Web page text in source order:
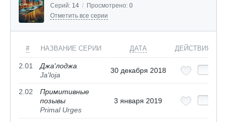
Серий: 14 / Просмотрено: 0
Отметить все серии
# НАЗВАНИЕ СЕРИИ ДАТА ДЕЙСТВИЯ
2.01
Джа'лоджа
Ja'loja
30 декабря 2018
2.02
Примитивные
позывы
Primal Urges
3 января 2019